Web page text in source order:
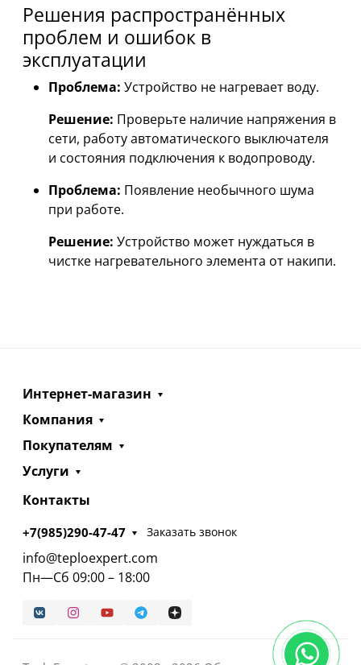
Решения распространённых
проблем и ошибок в
эксплуатации
Проблема: Устройство не нагревает воду.
Решение: Проверьте наличие напряжения в
сети, работу автоматического выключателя
и состояния подключения к водопроводу.
Проблема: Появление необычного шума
при работе.
Решение: Устройство может нуждаться в
чистке нагревательного элемента от накипи.
Интернет-магазин
Компания
Покупателям
Услуги
Контакты
+7(985)290-47-47 Заказать звонок
info@teploexpert.com
Пн—Сб 09:00 – 18:00